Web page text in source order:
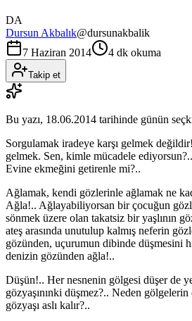
DA
Dursun Akbalık@dursunakbalik
7 Haziran 2014
4 dk okuma
Takip et
Bu yazı, 18.06.2014 tarihinde günün
Sorgulamak iradeye karşı gelmek
gelmek. Sen, kimle mücadele
Evine ekmeğini getirenle mi?..
Ağlamak, kendi gözlerinle ağlamak ne
Ağla!.. Ağlayabiliyorsan bir çocuğun
sönmek üzere olan takatsiz bir yaşlının
ateş arasında unutulup kalmış neferin
gözünden, uçurumun dibinde düşmesini
denizin gözünden ağla!..
Düşün!.. Her nesnenin gölgesi düşer de
gözyaşınınki düşmez?.. Neden
gözyaşı aslı kalır?..